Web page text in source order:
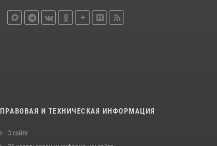
ПРАВОВАЯ И ТЕХНИЧЕСКАЯ ИНФОРМАЦИЯ
О сайте